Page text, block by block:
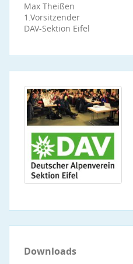
Max Theißen
1.Vorsitzender
DAV-Sektion Eifel
Downloads